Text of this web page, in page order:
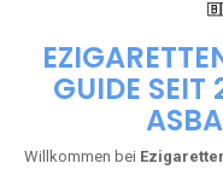
GUIDE SEIT
Willkommen bei